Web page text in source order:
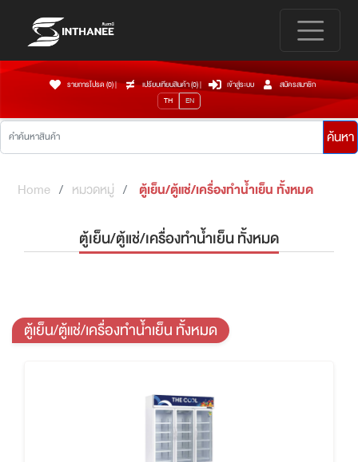
รายการโปรด (0)| เปรียบเทียบสินค้า (0)| เข้าสู่ระบบ
สมัครสมาชิก
TH
EN
ค้นหา
Home หมวดหมู่ ตู้เย็น/ตู้แช่/เครื่องทำน้ำเย็น ทั้งหมด
ตู้เย็น/ตู้แช่/เครื่องทำน้ำเย็น ทั้งหมด
ตู้เย็น/ตู้แช่/เครื่องทำน้ำเย็น ทั้งหมด